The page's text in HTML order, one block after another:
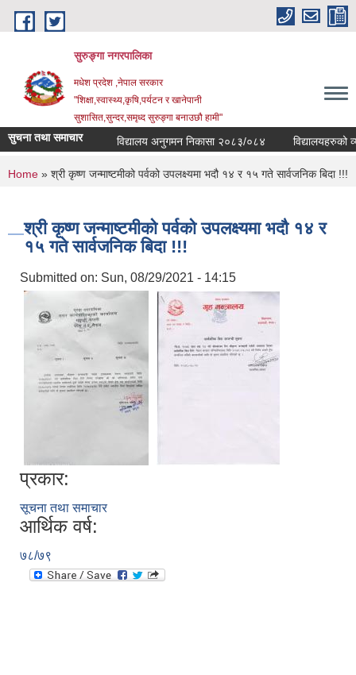
Skip to main content
सुरुङ्‍गा नगरपालिका
मधेश प्रदेश ,नेपाल सरकार
"शिक्षा,स्वास्थ्य,कृषि,पर्यटन र खानेपानी
सुशासित,सुन्दर,समृध्द सुरुङ्गा बनाउछौ हामी"
सुचना तथा समाचार विद्यालय अनुगमन निकासा २०८३/०८४ विद्यालयहरुको
You are here
Home » श्री कृष्ण जन्माष्टमीको पर्वको उपलक्ष्यमा भदौ १४ र १५ गते सार्वजनिक बिदा !!!
श्री कृष्ण जन्माष्टमीको पर्वको उपलक्ष्यमा भदौ १४ र
१५ गते सार्वजनिक बिदा !!!
Submitted on: Sun, 08/29/2021 - 14:15
प्रकार:
सूचना तथा समाचार
आर्थिक वर्ष:
७८/७९